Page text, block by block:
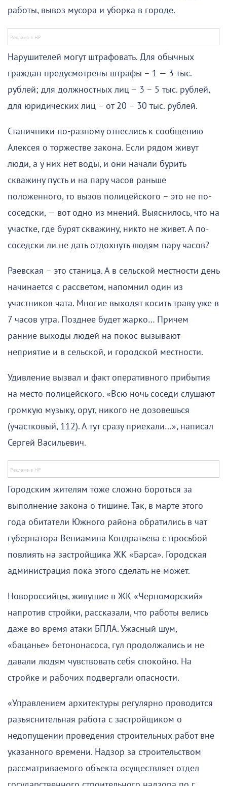
работы, вывоз мусора и уборка в городе.
Нарушителей могут штрафовать. Для обычных
граждан предусмотрены штрафы – 1 — 3 тыс.
рублей; для должностных лиц – 3 – 5 тыс. рублей,
для юридических лиц – от 20 – 30 тыс. рублей.
Станичники по-разному отнеслись к сообщению
Алексея о торжестве закона. Если рядом живут
люди, а у них нет воды, и они начали бурить
скважину пусть и на пару часов раньше
положенного, то вызов полицейского – это не по-
соседски, — вот одно из мнений. Выяснилось, что на
участке, где бурят скважину, никто не живет. А по-
соседски ли не дать отдохнуть людям пару часов?
Раевская – это станица. А в сельской местности день
начинается с рассветом, напомнил один из
участников чата. Многие выходят косить траву уже в
7 часов утра. Позднее будет жарко… Причем
ранние выходы людей на покос вызывают
неприятие и в сельской, и городской местности.
Удивление вызвал и факт оперативного прибытия
на место полицейского. «Всю ночь соседи слушают
громкую музыку, орут, никого не дозовешься
(участковый, 112). А тут сразу приехали…», написал
Сергей Васильевич.
Городским жителям тоже сложно бороться за
выполнение закона о тишине. Так, в марте этого
года обитатели Южного района обратились в чат
губернатора Вениамина Кондратьева с просьбой
повлиять на застройщика ЖК «Барса». Городская
администрация пока этого сделать не может.
Новороссийцы, живущие в ЖК «Черноморский»
напротив стройки, рассказали, что работы велись
даже во время атаки БПЛА. Ужасный шум,
«бацанье» бетононасоса, гул продолжались и не
давали людям чувствовать себя спокойно. На
стройке и рабочих подвергали опасности.
«Управлением архитектуры регулярно проводится
разъяснительная работа с застройщиком о
недопущении проведения строительных работ вне
указанного времени. Надзор за строительством
рассматриваемого объекта осуществляет отдел